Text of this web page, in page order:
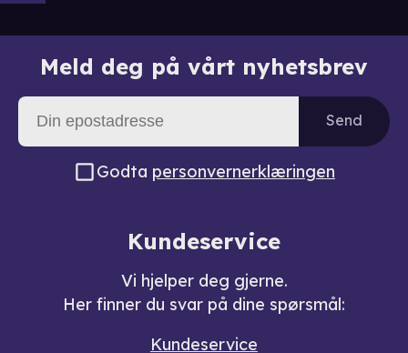
Meld deg på vårt nyhetsbrev
Send
Godta personvernerklæringen
Kundeservice
Vi hjelper deg gjerne.
Her finner du svar på dine spørsmål:
Kundeservice